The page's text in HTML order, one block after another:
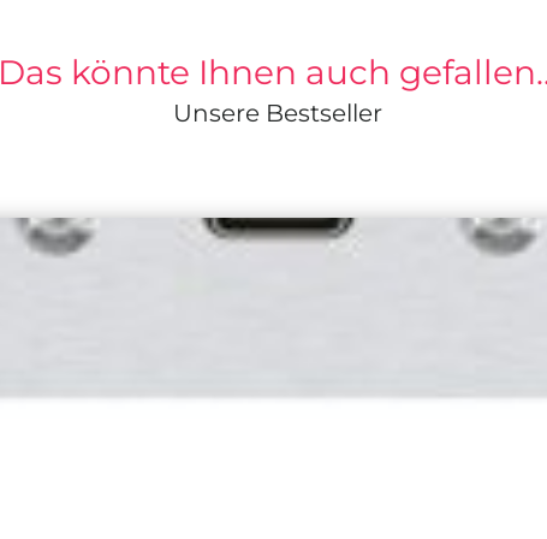
Das könnte Ihnen auch
Unsere Bestseller